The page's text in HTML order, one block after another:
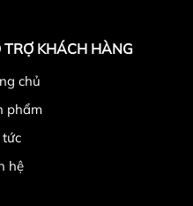
TRỢ KHÁCH HÀNG
chủ
phẩm
hệ